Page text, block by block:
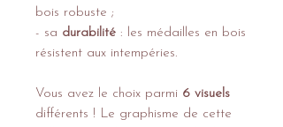
bois robuste ;
- sa durabilité : les médailles en bois
résistent aux intempéries.
Vous avez le choix parmi 6 visuels
différents ! Le graphisme de cette